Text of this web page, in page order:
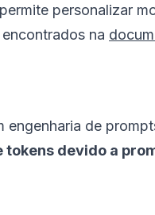
personalizar
na
engenharia de
tokens devido a